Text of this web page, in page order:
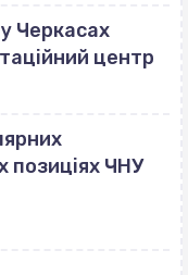
Черкасах
центр
позиціях ЧНУ